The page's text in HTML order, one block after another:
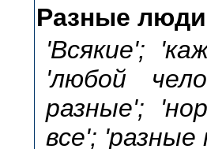
Разные
'Всякие';
'любой
разные';
все';